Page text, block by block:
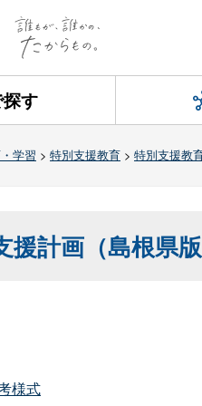
す
学習 > 特別支援教育 > 特別支援教
計画（島根県版
様式